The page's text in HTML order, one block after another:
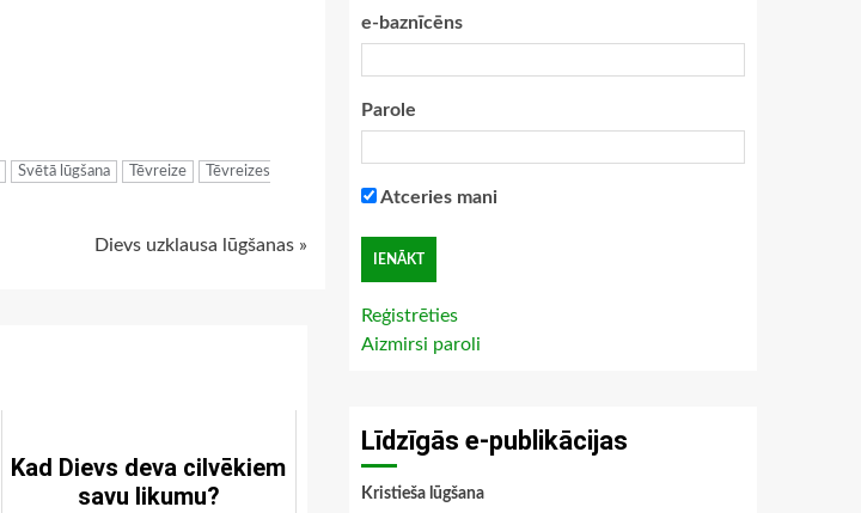
Svētā lūgšana Tēvreize
Tēvreizes
Dievs uzklausa lūgšanas »
Kad Dievs deva cilvēkiem
savu likumu?
e-baznīcēns
Parole
Atceries mani
Reģistrēties
Aizmirsi paroli
Līdzīgās e-publikācijas
Kristieša lūgšana